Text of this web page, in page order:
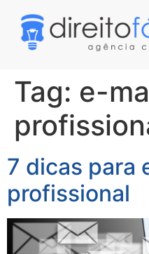
Tag: e-
7 dicas para
profissional